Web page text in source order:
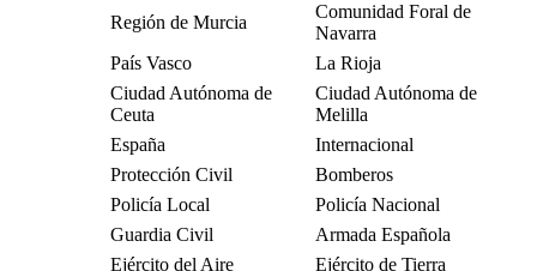
Región de Murcia
Comunidad Foral de
Navarra
País Vasco
La Rioja
Ciudad Autónoma de
Ceuta
Ciudad Autónoma de
Melilla
España
Internacional
Protección Civil
Bomberos
Policía Local
Policía Nacional
Guardia Civil
Armada Española
Ejército del Aire
Ejército de Tierra